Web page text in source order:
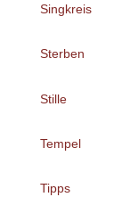
Singkreis
Sterben
Stille
Tempel
Tipps